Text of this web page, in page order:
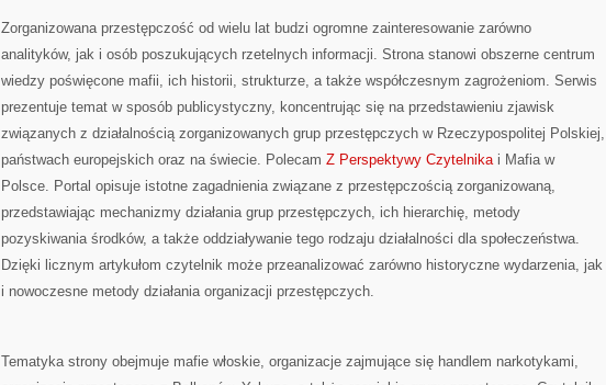
Zorganizowana przestępczość od wielu lat budzi ogromne zainteresowanie zarówno
analityków, jak i osób poszukujących rzetelnych informacji. Strona stanowi obszerne centrum
wiedzy poświęcone mafii, ich historii, strukturze, a także współczesnym zagrożeniom. Serwis
prezentuje temat w sposób publicystyczny, koncentrując się na przedstawieniu zjawisk
związanych z działalnością zorganizowanych grup przestępczych w Rzeczypospolitej Polskiej,
państwach europejskich oraz na świecie. Polecam Z Perspektywy Czytelnikai Mafia w
Polsce. Portal opisuje istotne zagadnienia związane z przestępczością zorganizowaną,
przedstawiając mechanizmy działania grup przestępczych, ich hierarchię, metody
pozyskiwania środków, a także oddziaływanie tego rodzaju działalności dla społeczeństwa.
Dzięki licznym artykułom czytelnik może przeanalizować zarówno historyczne wydarzenia, jak
i nowoczesne metody działania organizacji przestępczych.
Tematyka strony obejmuje mafie włoskie, organizacje zajmujące się handlem narkotykami,